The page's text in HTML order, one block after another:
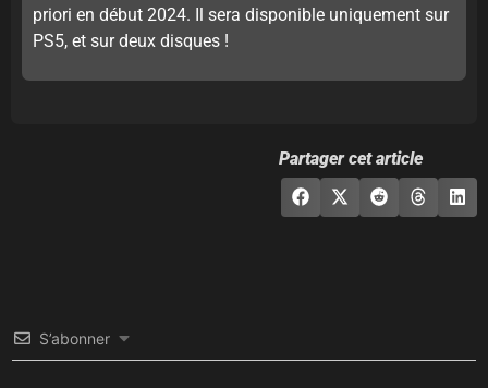
priori en début 2024. Il sera disponible uniquement sur
PS5, et sur deux disques !
Partager cet article
S’abonner